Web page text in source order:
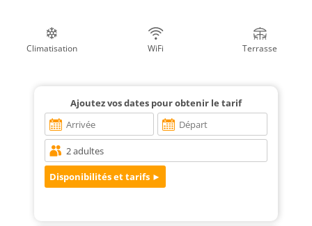
Climatisation WiFi Terrasse
Ajoutez vos dates pour obtenir le tarif